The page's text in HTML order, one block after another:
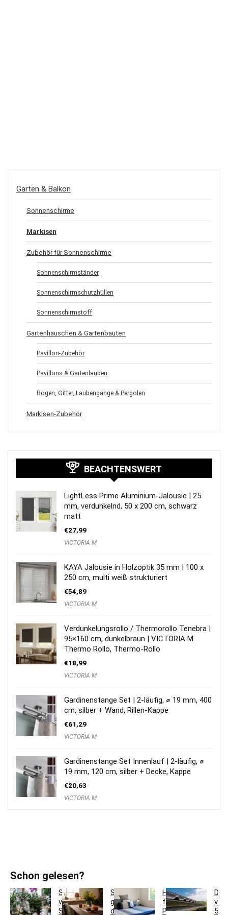
Garten & Balkon
Sonnenschirme
Markisen
Zubehör für Sonnenschirme
Sonnenschirmständer
Sonnenschirmschutzhüllen
Sonnenschirmstoff
Gartenhäuschen & Gartenbauten
Pavillon-Zubehör
Pavillons & Gartenlauben
Bögen, Gitter, Laubengänge & Pergolen
Markisen-Zubehör
BEACHTENSWERT
LightLess Prime Aluminium-Jalousie | 25
mm, verdunkelnd, 50 x 200 cm, schwarz
matt
€27,99
VICTORIA M
KAYA Jalousie in Holzoptik 35 mm | 100 x
250 cm, multi weiß strukturiert
€54,89
VICTORIA M
Verdunkelungsrollo / Thermorollo Tenebra |
95×160 cm, dunkelbraun | VICTORIA M
Thermo Rollo, Thermo-Rollo
€18,99
VICTORIA M
Gardinenstange Set | 2-läufig, ⌀ 19 mm, 400
cm, silber + Wand, Rillen-Kappe
€61,29
VICTORIA M
Gardinenstange Set Innenlauf | 2-läufig, ⌀
19 mm, 120 cm, silber + Decke, Kappe
€20,63
VICTORIA M
Schon gelesen?
So
verwandeln
Sie
So
gestaltest
du
Hotelbettwäsche
für
Privatkunden:
5